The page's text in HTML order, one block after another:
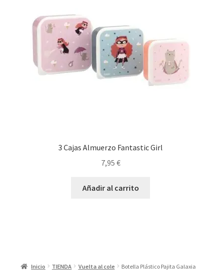
3 Cajas Almuerzo Fantastic Girl
7,95 €
Añadir al carrito
Inicio TIENDA Vuelta al cole Botella Plástico Pajita Galaxia